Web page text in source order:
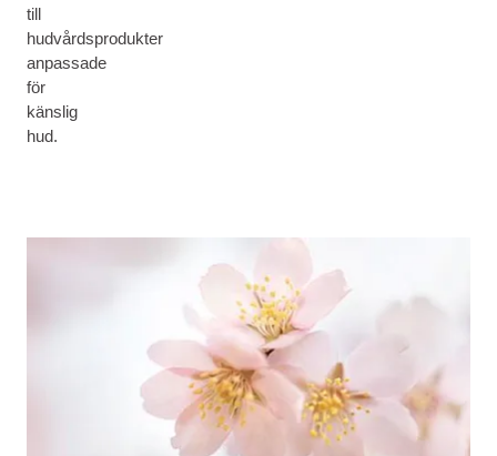
till
hudvårdsprodukter
anpassade
för
känslig
hud.